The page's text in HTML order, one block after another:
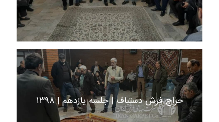
حراج فرش دستباف | جلسه یازدهم | 1398